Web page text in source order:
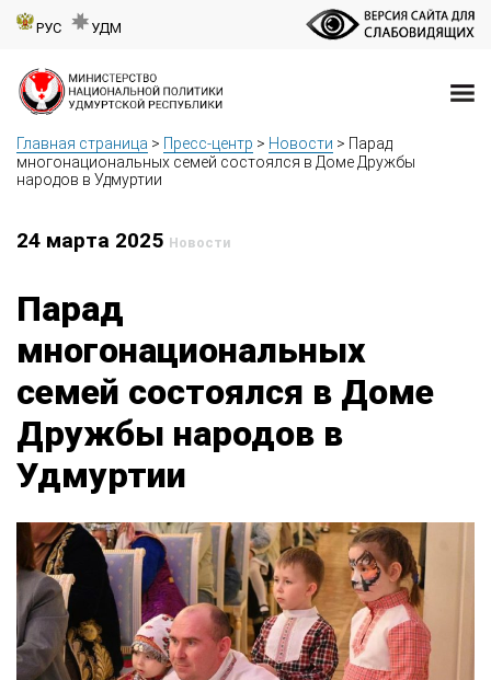
РУС УДМ
Главная страница > Пресс-центр > Новости > Парад
многонациональных семей состоялся в Доме Дружбы
народов в Удмуртии
24 марта 2025 Новости
Парад
многонациональных
семей состоялся в Доме
Дружбы народов в
Удмуртии